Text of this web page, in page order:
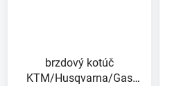
brzdový kotúč
KTM/Husqvarna/Gas